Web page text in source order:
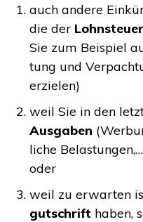
auch ande­re
die der
Sie zum Bei­spiel
tung und
erzielen)
weil Sie in den
Aus­ga­ben
li­che
oder
weil zu erwar­ten
gut­schrift haben,